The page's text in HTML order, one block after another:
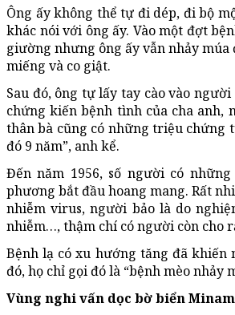
Ông ấy không thể tự đi dép, đi bộ
khác nói với ông ấy. Vào một đợt
giường nhưng ông ấy vẫn nhảy
miếng và co giật.
Sau đó, ông tự lấy tay cào vào
chứng kiến bệnh tình của cha anh,
thân bà cũng có những triệu chứng
đó 9 năm”, anh kể.
Đến năm 1956, số người có
phương bắt đầu hoang mang. Rất
nhiễm virus, người bảo là do
nhiễm…, thậm chí có người còn cho
Bệnh lạ có xu hướng tăng đã
đó, họ chỉ gọi đó là “bệnh mèo nhảy
Vùng nghi vấn dọc bờ biển